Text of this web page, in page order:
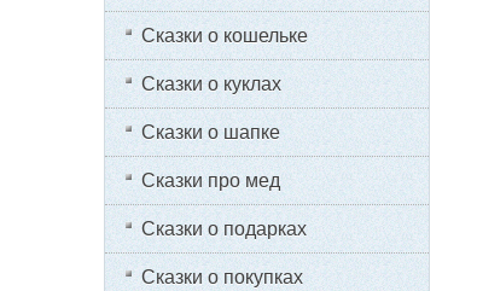
Сказки о кошельке
Сказки о куклах
Сказки о шапке
Сказки про мед
Сказки о подарках
Сказки о покупках